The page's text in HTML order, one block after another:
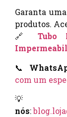
Garanta uma
produtos.
🔗 Tubo
📞
com um
nós: